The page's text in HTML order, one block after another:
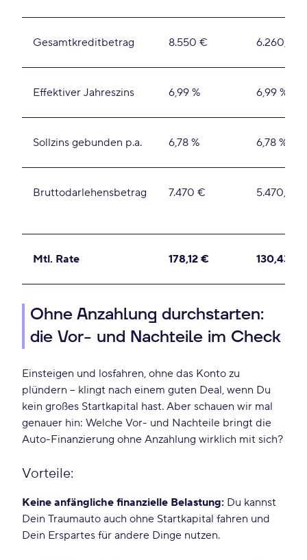
Gesamtkreditbetrag 8.550 € 6.260,57
Effektiver Jahreszins 6,99 % 6,99 %
Sollzins gebunden p.a. 6,78 % 6,78 %
Bruttodarlehensbetrag 7.470 €
Mtl. Rate 178,12 € 130,43 €
Ohne Anzahlung durchstarten:
die Vor- und Nachteile im Check
Einsteigen und losfahren, ohne das Konto zu
plündern – klingt nach einem guten Deal, wenn Du
kein großes Startkapital hast. Aber schauen wir mal
genauer hin: Welche Vor- und Nachteile bringt die
Auto-Finanzierung ohne Anzahlung wirklich mit sich?
Vorteile:
Keine anfängliche finanzielle Belastung: Du kannst
Dein Traumauto auch ohne Startkapital fahren und
Dein Erspartes für andere Dinge nutzen.